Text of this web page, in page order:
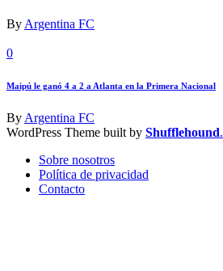
ByArgentina FC
0
Maipú le ganó 4 a 2 a Atlanta en la Primera Nacional
ByArgentina FC
WordPress Theme built by Shufflehound.
Sobre nosotros
Política de privacidad
Contacto